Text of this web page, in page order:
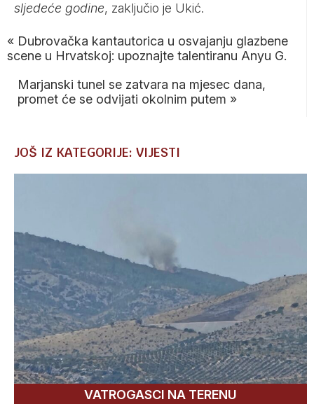
sljedeće godine, zaključio je Ukić.
« Dubrovačka kantautorica u osvajanju glazbene
scene u Hrvatskoj: upoznajte talentiranu Anyu G.
Marjanski tunel se zatvara na mjesec dana,
promet će se odvijati okolnim putem »
JOŠ IZ KATEGORIJE: VIJESTI
VATROGASCI NA TERENU